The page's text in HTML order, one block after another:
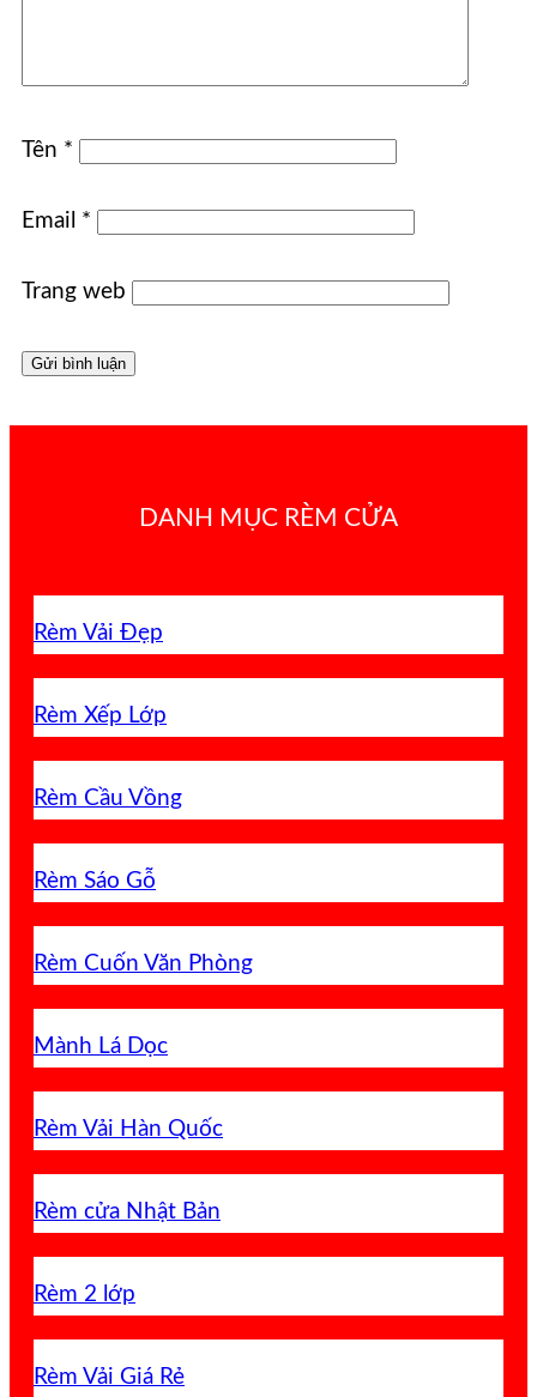
Tên *
Email *
Trang web
DANH MỤC RÈM CỬA
Rèm Vải Đẹp
Rèm Xếp Lớp
Rèm Cầu Vồng
Rèm Sáo Gỗ
Rèm Cuốn Văn Phòng
Mành Lá Dọc
Rèm Vải Hàn Quốc
Rèm cửa Nhật Bản
Rèm 2 lớp
Rèm Vải Giá Rẻ